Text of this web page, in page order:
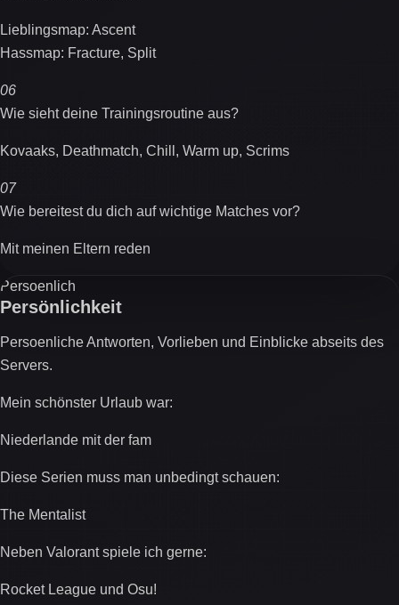
Lieblingsmap: Ascent
Hassmap: Fracture, Split
06
Wie sieht deine Trainingsroutine aus?
Kovaaks, Deathmatch, Chill, Warm up, Scrims
07
Wie bereitest du dich auf wichtige Matches vor?
Mit meinen Eltern reden
Persoenlich
Persönlichkeit
Persoenliche Antworten, Vorlieben und Einblicke abseits des
Servers.
Mein schönster Urlaub war:
Niederlande mit der fam
Diese Serien muss man unbedingt schauen:
The Mentalist
Neben Valorant spiele ich gerne:
Rocket League und Osu!